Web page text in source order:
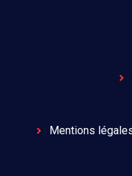
Mentions